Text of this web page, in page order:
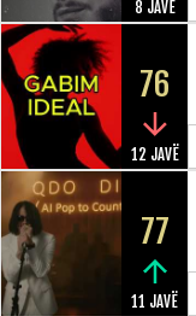
8 JAVË
76
12 JAVË
77
11 JAVË